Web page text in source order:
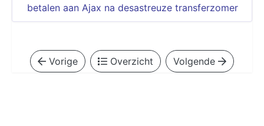
betalen aan Ajax na desastreuze transferzomer
Vorige Overzicht Volgende